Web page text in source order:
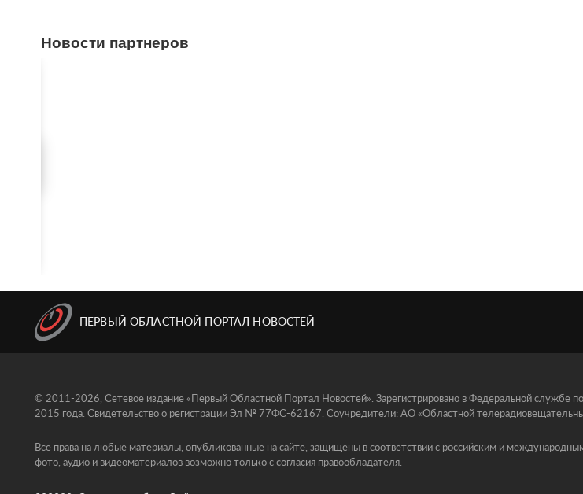
Новости партнеров
ПЕРВЫЙ ОБЛАСТНОЙ ПОРТАЛ НОВОСТЕЙ
© 2011-2026, Сетевое издание «Первый Областной Портал Новостей». Зарегистрировано в Федеральной службе
2015 года. Свидетельство о регистрации Эл № 77ФС-62167. Соучредители: АО «Областной
Все права на любые материалы, опубликованные на сайте, защищены в соответствии с российским и
фото, аудио и видеоматериалов возможно только с согласия правообладателя.